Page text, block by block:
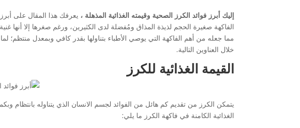
إليك أبرز فوائد الكرز الصحية وقيمته الغذائية المذهلة ، يعرفك هذا المقال على أبرز
الفاكهة صغيرة الحجم لذيذة المذاق ومُفضلة لدى الكثيرين، ورغم صغرها إلا أنها
مما جعله من أهم الفاكهة التي يوصي الأطباء بتناولها بقدر كافي وبمعدل منتظم؛
خلال العناوين التالية.
القيمة الغذائية للكرز
يتمكن الكرز من تقديم كم هائل من الفوائد لجسم الانسان الذي يتناوله بانتظام
الغذائية الكامنة في فاكهة الكرز ما يلي: